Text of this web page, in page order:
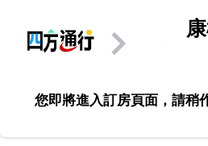
您即將進入訂房頁面，請稍